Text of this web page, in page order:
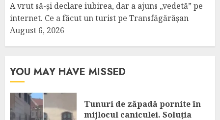
A vrut să-și declare iubirea, dar a ajuns „vedetă” pe
internet. Ce a făcut un turist pe Transfăgărășan
August 6, 2026
YOU MAY HAVE MISSED
Tunuri de zăpadă pornite în
mijlocul caniculei. Soluția